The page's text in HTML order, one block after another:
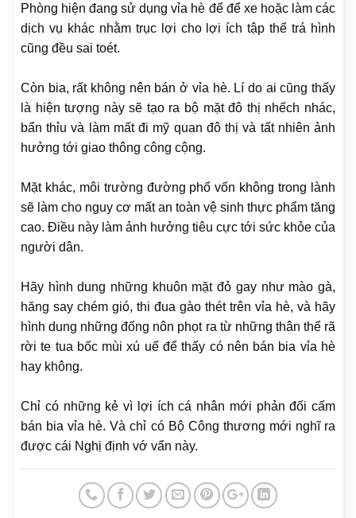
Phòng hiện đang sử dụng vỉa hè để để xe hoặc làm các
dịch vụ khác nhằm trục lợi cho lợi ích tập thể trá hình
cũng đều sai toét.
Còn bia, rất không nên bán ở vỉa hè. Lí do ai cũng thấy
là hiện tượng này sẽ tạo ra bộ mặt đô thị nhếch nhác,
bẩn thỉu và làm mất đi mỹ quan đô thị và tất nhiên ảnh
hưởng tới giao thông công cộng.
Mặt khác, môi trường đường phố vốn không trong lành
sẽ làm cho nguy cơ mất an toàn vệ sinh thực phẩm tăng
cao. Điều này làm ảnh hưởng tiêu cực tới sức khỏe của
người dân.
Hãy hình dung những khuôn mặt đỏ gay như mào gà,
hăng say chém gió, thi đua gào thét trên vỉa hè, và hãy
hình dung những đống nôn phọt ra từ những thân thể rã
rời te tua bốc mùi xú uế để thấy có nên bán bia vỉa hè
hay không.
Chỉ có những kẻ vì lợi ích cá nhân mới phản đối cấm
bán bia vỉa hè. Và chỉ có Bộ Công thương mới nghĩ ra
được cái Nghị định vớ vẩn này.